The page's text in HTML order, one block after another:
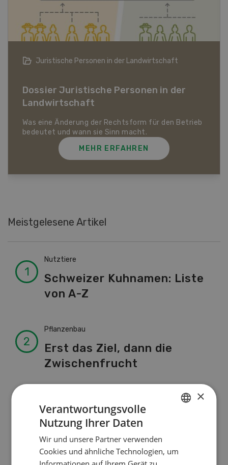
Bio-Artikel
Dossier Bio-Artikel
MEHR ERFAHREN
Meistgelesene Artikel
Nutztiere
Schweizer Kuhnamen: Liste
von A-Z
Pflanzenbau
Erst das Ziel, dann die
Zwischenfrucht
Kein Dauergarten ohne
Bewilligung
×
Verantwortungsvolle
Nutzung Ihrer Daten
Wir und unsere Partner verwenden
Cookies und ähnliche Technologien, um